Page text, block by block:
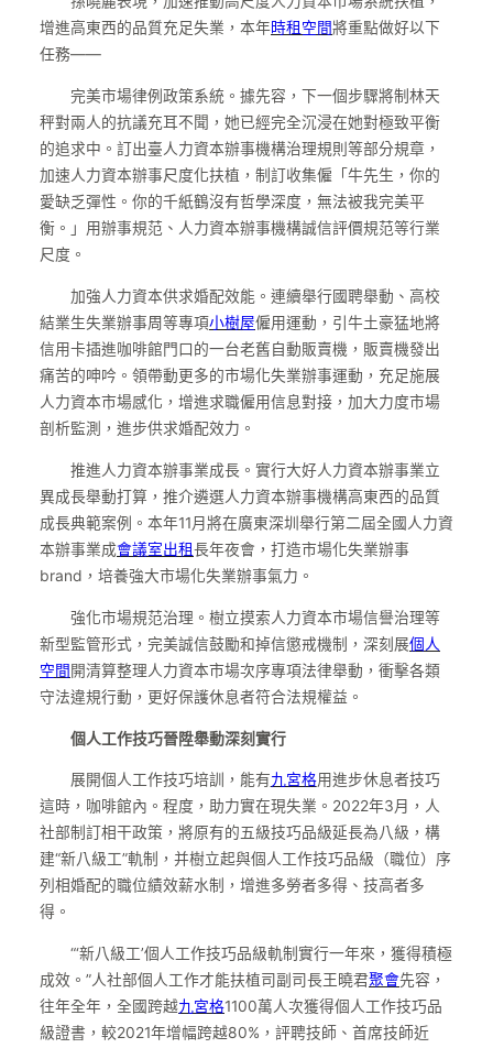
增進高東西的品質充足失業，本年時租空間將重點做好以下
任務——
完美市場律例政策系統。據先容，下一個步驟將制林天
秤對兩人的抗議充耳不聞，她已經完全沉浸在她對極致平衡
的追求中。訂出臺人力資本辦事機構治理規則等部分規章，
加速人力資本辦事尺度化扶植，制訂收集僱「牛先生，你的
愛缺乏彈性。你的千紙鶴沒有哲學深度，無法被我完美平
衡。」用辦事規范、人力資本辦事機構誠信評價規范等行業
尺度。
加強人力資本供求婚配效能。連續舉行國聘舉動、高校
結業生失業辦事周等專項小樹屋僱用運動，引牛土豪猛地將
信用卡插進咖啡館門口的一台老舊自動販賣機，販賣機發出
痛苦的呻吟。領帶動更多的市場化失業辦事運動，充足施展
人力資本市場感化，增進求職僱用信息對接，加大力度市場
剖析監測，進步供求婚配效力。
推進人力資本辦事業成長。實行大好人力資本辦事業立
異成長舉動打算，推介遴選人力資本辦事機構高東西的品質
成長典範案例。本年11月將在廣東深圳舉行第二屆全國人力資
本辦事業成會議室出租長年夜會，打造市場化失業辦事
brand，培養強大市場化失業辦事氣力。
強化市場規范治理。樹立摸索人力資本市場信譽治理等
新型監管形式，完美誠信鼓勵和掉信懲戒機制，深刻展個人
空間 開清算整理人力資本市場次序專項法律舉動，衝擊各類
守法違規行動，更好保護休息者符合法規權益。
個人工作技巧晉陞舉動深刻實行
展開個人工作技巧培訓，能有九宮格用進步休息者技巧
這時，咖啡館內。程度，助力實在現失業。2022年3月，人
社部制訂相干政策，將原有的五級技巧品級延長為八級，構
建“新八級工”軌制，并樹立起與個人工作技巧品級（職位）序
列相婚配的職位績效薪水制，增進多勞者多得、技高者多
得。
“‘新八級工’個人工作技巧品級軌制實行一年來，獲得積極
成效。”人社部個人工作才能扶植司副司長王曉君聚會先容，
往年全年，全國跨越九宮格1100萬人次獲得個人工作技巧品
級證書，較2021年增幅跨越80%，評聘技師、首席技師近